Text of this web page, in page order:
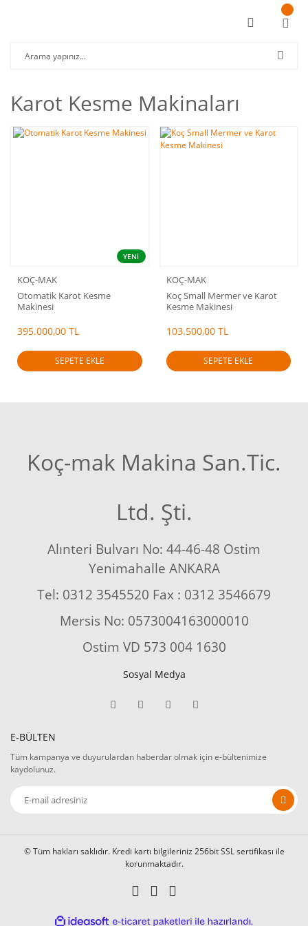
Karot Kesme Makinaları
YENİ
KOÇ-MAK
Otomatik Karot Kesme
Makinesi
395.000,00 TL
SEPETE EKLE
KOÇ-MAK
Koç Small Mermer ve Karot
Kesme Makinesi
103.500,00 TL
SEPETE EKLE
Koç-mak Makina San.Tic.
Ltd. Şti.
Alınteri Bulvarı No: 44-46-48 Ostim
Yenimahalle ANKARA
Tel: 0312 3545520 Fax : 0312 3546679
Mersis No: 0573004163000010
Ostim VD 573 004 1630
Sosyal Medya
E-BÜLTEN
Tüm kampanya ve duyurulardan haberdar olmak için e-bültenimize
kaydolunuz.
© Tüm hakları saklıdır. Kredi kartı bilgileriniz 256bit SSL sertifikası ile
korunmaktadır.
ideasoft e-